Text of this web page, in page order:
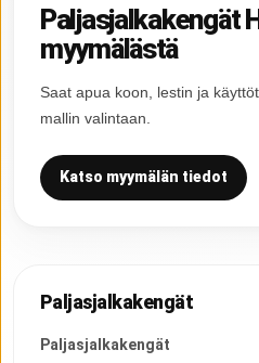
Paljasjalkakengät
myymälästä
Saat apua koon, lestin ja
mallin valintaan.
Katso myymälän tiedot
Paljasjalkakengät
Paljasjalkakengät